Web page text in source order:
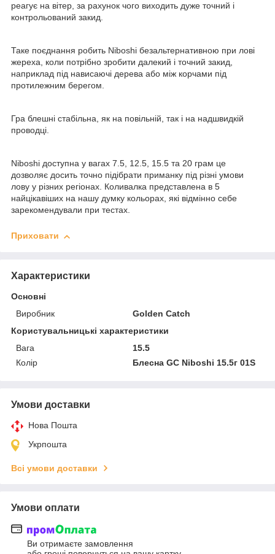
реагує на вітер, за рахунок чого виходить дуже точний і
контрольований закид.
Таке поєднання робить Niboshi безальтернативною при лові
жереха, коли потрібно зробити далекий і точний закид,
наприклад під нависаючі дерева або між корчами під
протилежним берегом.
Гра блешні стабільна, як на повільній, так і на надшвидкій
проводці.
Niboshi доступна у вагах 7.5, 12.5, 15.5 та 20 грам це
дозволяє досить точно підібрати приманку під різні умови
лову у різних регіонах. Коливалка представлена в 5
найцікавіших на нашу думку кольорах, які відмінно себе
зарекомендували при тестах.
Приховати
Характеристики
Основні
Виробник
Golden Catch
Користувальницькі характеристики
Вага
15.5
Колір
Блесна GC Niboshi 15.5г 01S
Умови доставки
Нова Пошта
Укрпошта
Всі умови доставки
Умови оплати
Ви отримаєте замовлення